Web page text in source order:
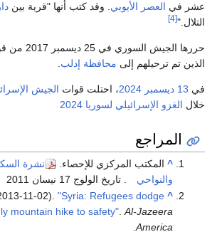
عشر في العصر الأيوبي. وقد كتب أنها "قرية بين
التلال."[4]
حررها الجيش السوري في 25 ديسمبر 2017 من قوات
الذين تم ترحيلهم إلى محافظة إدلب.
في 13 ديسمبر 2024، احتلت قوات الجيش
خلال الغزو الإسرائيلي لسوريا 2024
المراجع
^ المكتب المركزي للإحصاء.
نشرة
والنواحي
. تاريخ الولوج 17 نيسان 2011
^
11-02)."Syria: Refugees dodge
mountain hike to safety".Al-Jazeera
America
.